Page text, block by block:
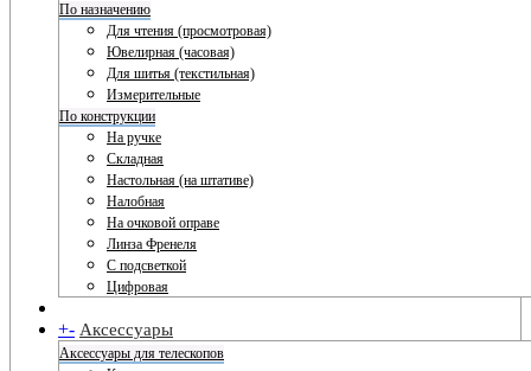
По назначению
Для чтения (просмотровая)
Ювелирная (часовая)
Для шитья (текстильная)
Измерительные
По конструкции
На ручке
Складная
Настольная (на штативе)
Налобная
На очковой оправе
Линза Френеля
С подсветкой
Цифровая
+- Аксессуары
Аксессуары для телескопов